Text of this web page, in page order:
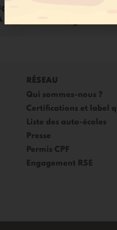
CONDUITE
RÉSEAU
Qui sommes-nous ?
Certifications et label
Liste des auto-écoles
Presse
Permis CPF
Engagement RSE